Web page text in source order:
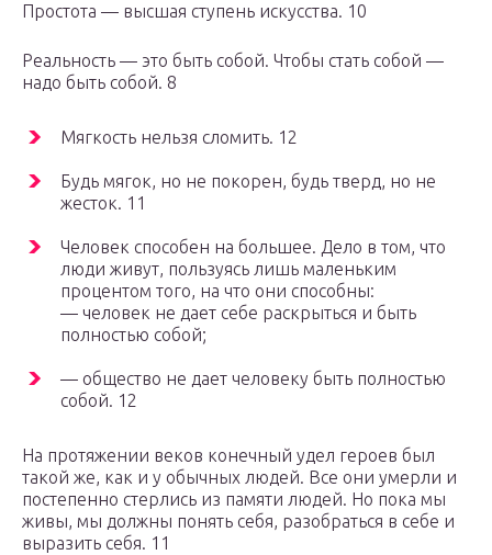
Простота — высшая ступень искусства. 10
Реальность — это быть собой. Чтобы стать собой —
надо быть собой. 8
Мягкость нельзя сломить. 12
Будь мягок, но не покорен, будь тверд, но не
жесток. 11
Человек способен на большее. Дело в том, что
люди живут, пользуясь лишь маленьким
процентом того, на что они способны:
— человек не дает себе раскрыться и быть
полностью собой;
— общество не дает человеку быть полностью
собой. 12
На протяжении веков конечный удел героев был
такой же, как и у обычных людей. Все они умерли и
постепенно стерлись из памяти людей. Но пока мы
живы, мы должны понять себя, разобраться в себе и
выразить себя. 11